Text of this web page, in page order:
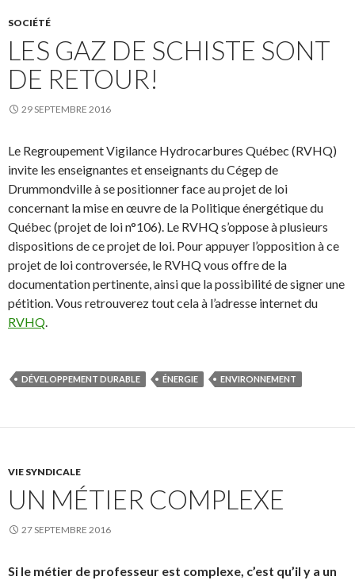
SOCIÉTÉ
LES GAZ DE SCHISTE SONT
DE RETOUR!
29 SEPTEMBRE 2016
Le Regroupement Vigilance Hydrocarbures Québec (RVHQ)
invite les enseignantes et enseignants du Cégep de
Drummondville à se positionner face au projet de loi
concernant la mise en œuvre de la Politique énergétique du
Québec (projet de loi n°106). Le RVHQ s’oppose à plusieurs
dispositions de ce projet de loi. Pour appuyer l’opposition à ce
projet de loi controversée, le RVHQ vous offre de la
documentation pertinente, ainsi que la possibilité de signer une
pétition. Vous retrouverez tout cela à l’adresse internet du
RVHQ
DÉVELOPPEMENT DURABLE ÉNERGIE ENVIRONNEMENT
VIE SYNDICALE
UN MÉTIER COMPLEXE
27 SEPTEMBRE 2016
Si le métier de professeur est complexe, c’est qu’il y a un